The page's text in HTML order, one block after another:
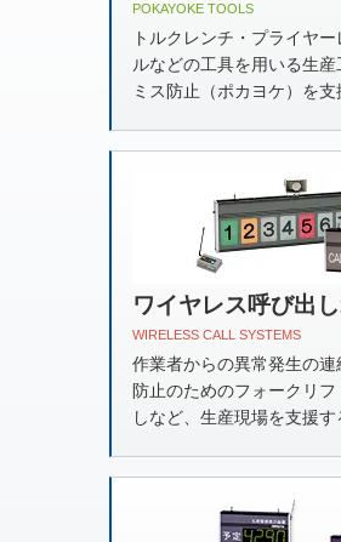
POKAYOKE TOOLS
トルクレンチ・プライヤ
ルなどの工具を用いる生
ミス防止（ポカヨケ）を
ワイヤレス呼び出
WIRELESS CALL SYSTEMS
作業者からの異常発生の
防止のためのフォークリ
しなど、生産現場を支援